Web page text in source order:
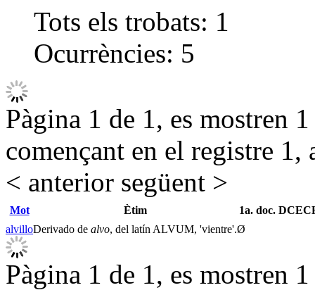
Tots els trobats: 1
Ocurrències: 5
Pàgina 1 de 1, es mostren
començant en el registre 1,
< anterior següent >
Mot Ètim
1a. doc.
alvilloDerivado de alvo, del latín ALVUM, 'vientre'.Ø
Pàgina 1 de 1, es mostren